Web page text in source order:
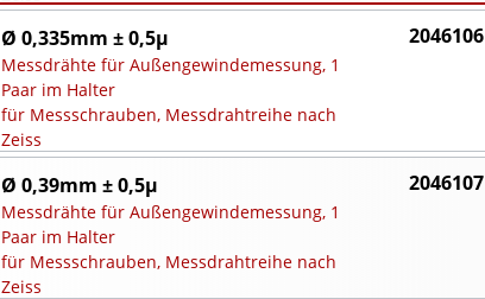
Ø 0,335mm ± 0,5µ
Messdrähte für Außengewindemessung, 1
Paar im Halter
für Messschrauben, Messdrahtreihe nach
Zeiss
2046106
Ø 0,39mm ± 0,5µ
Messdrähte für Außengewindemessung, 1
Paar im Halter
für Messschrauben, Messdrahtreihe nach
Zeiss
2046107